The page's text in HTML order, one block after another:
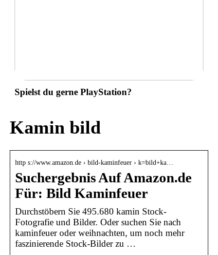
Spielst du gerne PlayStation?
Kamin bild
http s://www.amazon.de › bild-kaminfeuer › k=bild+ka…
Suchergebnis Auf Amazon.de
Für: Bild Kaminfeuer
Durchstöbern Sie 495.680 kamin Stock-
Fotografie und Bilder. Oder suchen Sie nach
kaminfeuer oder weihnachten, um noch mehr
faszinierende Stock-Bilder zu …